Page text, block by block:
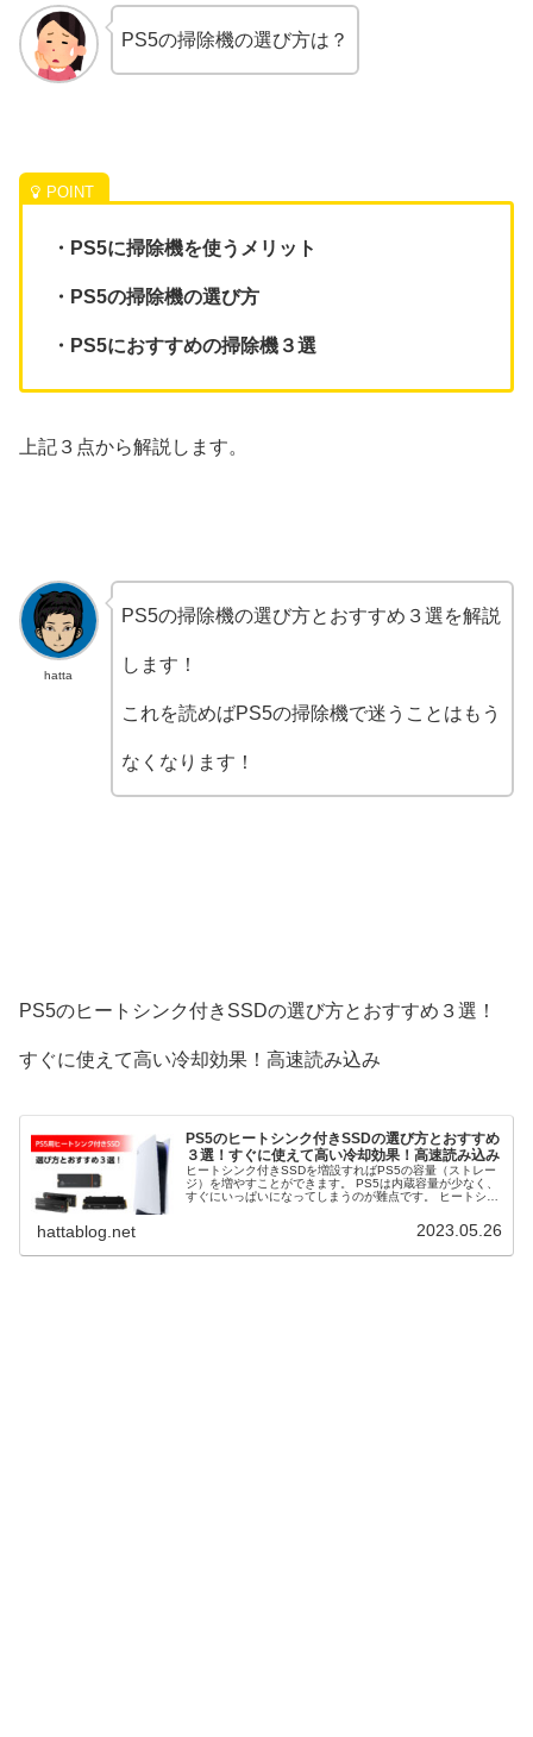
PS5の掃除機の選び方は？
・PS5に掃除機を使うメリット
・PS5の掃除機の選び方
・PS5におすすめの掃除機３選
上記３点から解説します。
hatta
PS5の掃除機の選び方とおすすめ３選を解説
します！
これを読めばPS5の掃除機で迷うことはもう
なくなります！
PS5のヒートシンク付きSSDの選び方とおすすめ３選！
すぐに使えて高い冷却効果！高速読み込み
PS5のヒートシンク付きSSDの選び方とおすすめ
３選！すぐに使えて高い冷却効果！高速読み込み
ヒートシンク付きSSDを増設すればPS5の容量（ストレー
ジ）を増やすことができます。 PS5は内蔵容量が少なく、
すぐにいっぱいになってしまうのが難点です。 ヒートシン
ができます。 そこで、PS5のヒートシンク付きSSDの選び
hattablog.net 2023.05.26